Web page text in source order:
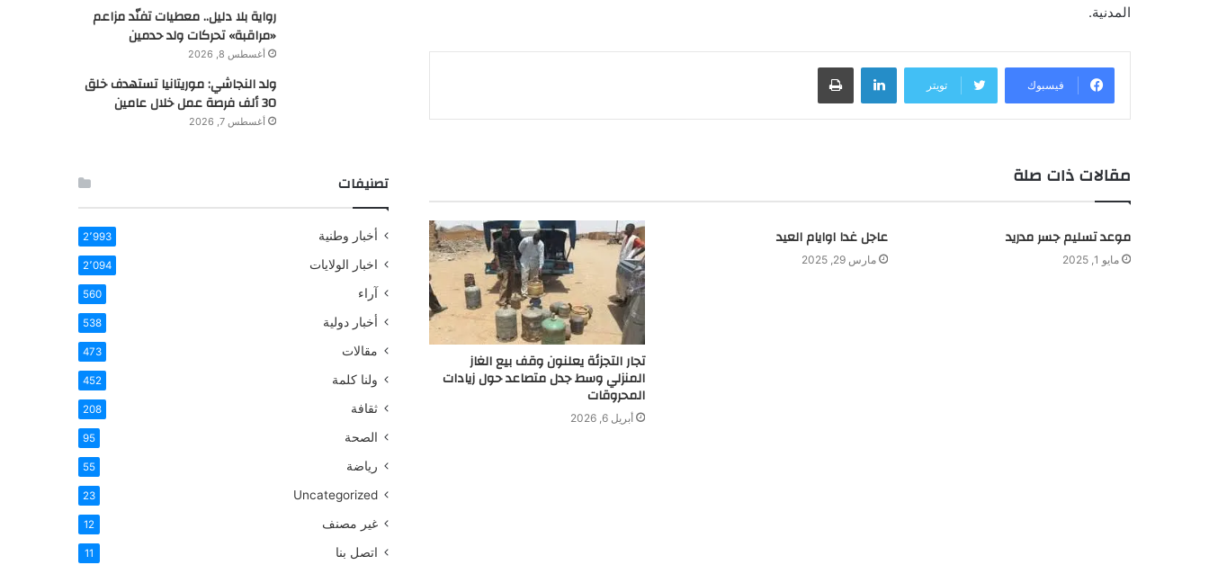
المدنية.
فيسبوك تويتر
لينكدإن
مقالات ذات صلة
موعد تسليم جسر مدريد
مايو 1, 2025
عاجل غدا اوايام العيد
مارس 29, 2025
تجار التجزئة يعلنون وقف بيع الغاز
المنزلي وسط جدل متصاعد حول زيادات
المحروقات
أبريل 6, 2026
رواية بلا دليل.. معطيات تفنّد مزاعم
«مراقبة» تحركات ولد حدمين
أغسطس 8, 2026
ولد النجاشي: موريتانيا تستهدف خلق
30 ألف فرصة عمل خلال عامين
أغسطس 7, 2026
تصنيفات
أخبار وطنية 2٬993
اخبار الولايات 2٬094
آراء 560
أخبار دولية 538
مقالات 473
ولنا كلمة 452
ثقافة 208
الصحة 95
رياضة 55
Uncategorized
23
غير مصنف 12
اتصل بنا 11